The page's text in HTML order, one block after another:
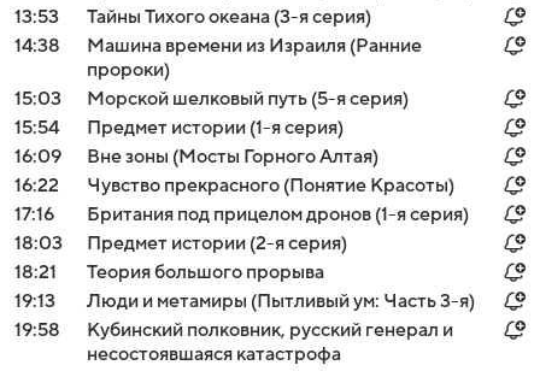
13:53
Тайны Тихого океана (3-я серия)
14:38
Машина времени из Израиля (Ранние
пророки)
15:03
Морской шелковый путь (5-я серия)
15:54
Предмет истории (1-я серия)
16:09
Вне зоны (Мосты Горного Алтая)
16:22
Чувство прекрасного (Понятие Красоты)
17:16
Британия под прицелом дронов (1-я серия)
18:03
Предмет истории (2-я серия)
18:21
Теория большого прорыва
19:13
Люди и метамиры (Пытливый ум: Часть 3-я)
19:58
Кубинский полковник, русский генерал и
несостоявшаяся катастрофа